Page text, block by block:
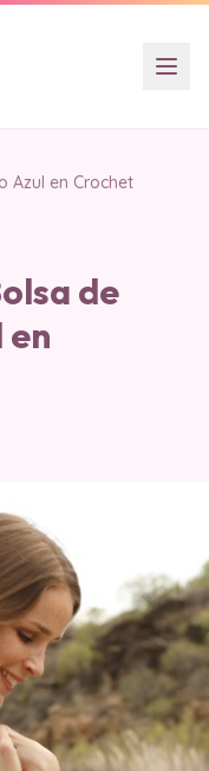
Azul en Crochet
de
en